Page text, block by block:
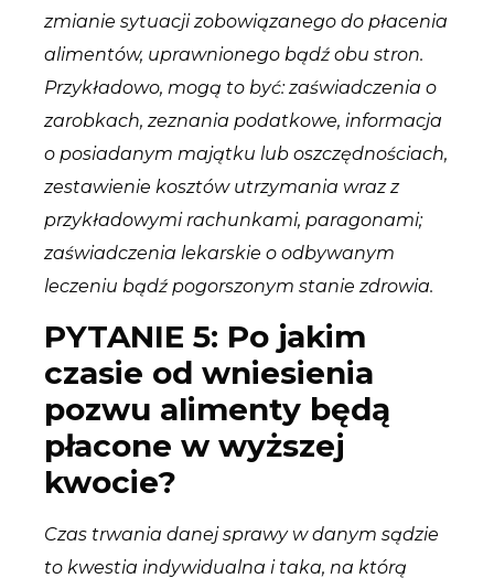
zmianie sytuacji zobowiązanego do płacenia
alimentów, uprawnionego bądź obu stron.
Przykładowo, mogą to być: zaświadczenia o
zarobkach, zeznania podatkowe, informacja
o posiadanym majątku lub oszczędnościach,
zestawienie kosztów utrzymania wraz z
przykładowymi rachunkami, paragonami;
zaświadczenia lekarskie o odbywanym
leczeniu bądź pogorszonym stanie zdrowia.
PYTANIE 5: Po jakim
czasie od wniesienia
pozwu alimenty będą
płacone w wyższej
kwocie?
Czas trwania danej sprawy w danym sądzie
to kwestia indywidualna i taka, na którą